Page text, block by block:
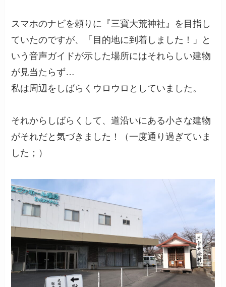
スマホのナビを頼りに『三寶大荒神社』を目指し
ていたのですが、「目的地に到着しました！」と
いう音声ガイドが示した場所にはそれらしい建物
が見当たらず…
私は周辺をしばらくウロウロとしていました。
それからしばらくして、道沿いにある小さな建物
がそれだと気づきました！（一度通り過ぎていま
した；）